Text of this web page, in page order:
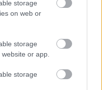
storage
on web or
storage
or app.
storage
a házat.
már tárgyaltunk korábban: a
fehérebben
figyelmet.